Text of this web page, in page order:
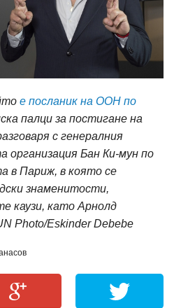
е посланик на ООН по
палци за постигане на
с генералния
организация Бан Ки-мун по
в Париж, в която се
знаменитости,
каузи, като Арнолд
Photo/Eskinder Debebe